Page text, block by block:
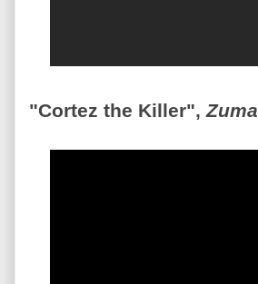
"Cortez the Killer",Zuma